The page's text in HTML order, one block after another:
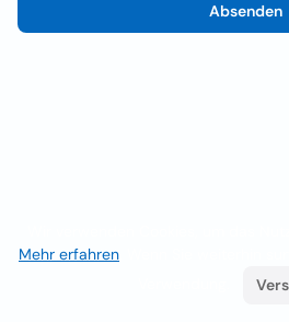
Absenden
Mehr erfahren . Wenn Sie weiterhin